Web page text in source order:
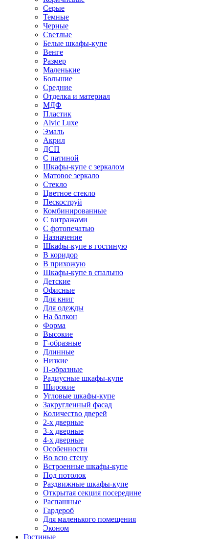
Серые
Темные
Черные
Светлые
Белые шкафы-купе
Венге
Размер
Маленькие
Большие
Средние
Отделка и материал
МДФ
Пластик
Alvic Luxe
Эмаль
Акрил
ДСП
С патиной
Шкафы-купе с зеркалом
Матовое зеркало
Стекло
Цветное стекло
Пескоструй
Комбинированные
С витражами
С фотопечатью
Назначение
Шкафы-купе в гостиную
В коридор
В прихожую
Шкафы-купе в спальню
Детские
Офисные
Для книг
Для одежды
На балкон
Форма
Высокие
Г-образные
Длинные
Низкие
П-образные
Радиусные шкафы-купе
Широкие
Угловые шкафы-купе
Закругленный фасад
Количество дверей
2-х дверные
3-х дверные
4-х дверные
Особенности
Во всю стену
Встроенные шкафы-купе
Под потолок
Раздвижные шкафы-купе
Открытая секция посередине
Распашные
Гардероб
Для маленького помещения
Эконом
Гостиные